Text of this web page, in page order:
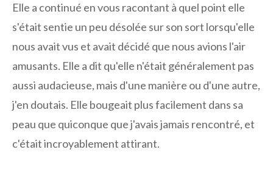
Elle a continué en vous racontant à quel point elle
s'était sentie un peu désolée sur son sort lorsqu'elle
nous avait vus et avait décidé que nous avions l'air
amusants. Elle a dit qu'elle n'était généralement pas
aussi audacieuse, mais d'une manière ou d'une autre,
j'en doutais. Elle bougeait plus facilement dans sa
peau que quiconque que j'avais jamais rencontré, et
c'était incroyablement attirant.